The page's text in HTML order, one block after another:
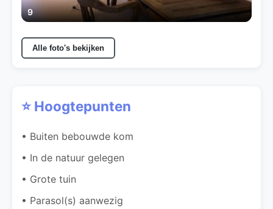
9
Alle foto's bekijken
⭐ Hoogtepunten
• Buiten bebouwde kom
• In de natuur gelegen
• Grote tuin
• Parasol(s) aanwezig